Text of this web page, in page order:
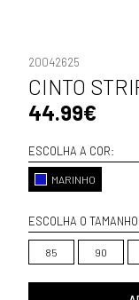
20042625
CINTO
44.99€
ESCOLHA A COR:
MARINHO
ESCOLHA O
85 90